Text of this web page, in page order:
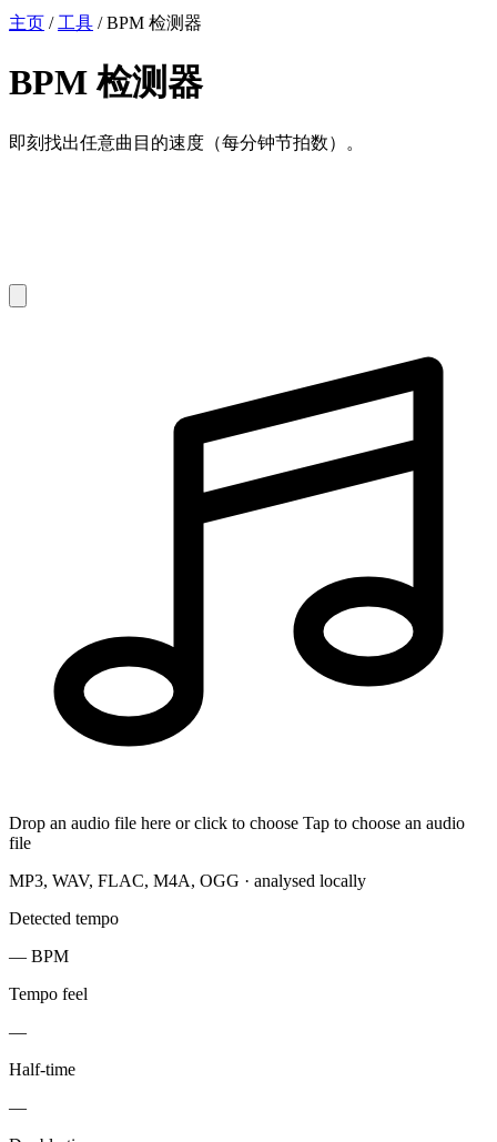
主页 / 工具 / BPM 检测器
BPM 检测器
即刻找出任意曲目的速度（每分钟节拍数）。
Drop an audio file here or click to choose Tap to choose an audio
file
MP3, WAV, FLAC, M4A, OGG · analysed locally
Detected tempo
— BPM
Tempo feel
—
Half-time
—